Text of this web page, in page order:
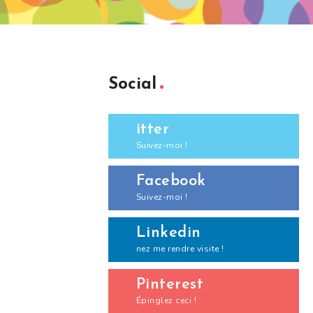
Social
itter
Suivez-moi !
Facebook
Suivez-moi !
Linkedin
nez me rendre visite !
Pinterest
Épinglez ceci !